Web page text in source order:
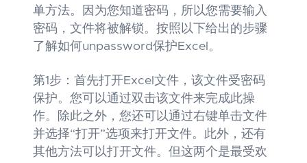
单方法。因为您知道密码，所以您需要输入
密码，文件将被解锁。按照以下给出的步骤
了解如何unpassword保护Excel。
第1步：首先打开Excel文件，该文件受密码
保护。您可以通过双击该文件来完成此操
作。除此之外，您还可以通过右键单击文件
并选择“打开”选项来打开文件。此外，还有
其他方法可以打开文件。但这两个是最受欢